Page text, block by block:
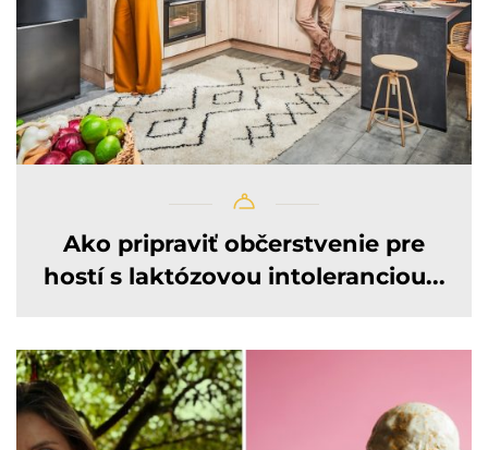
Ako pripraviť občerstvenie pre
hostí s laktózovou intoleranciou...